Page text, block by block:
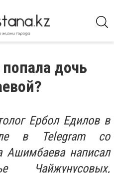
дочь
Ербол Едилов в
в Telegram со
Ашимбаева написал